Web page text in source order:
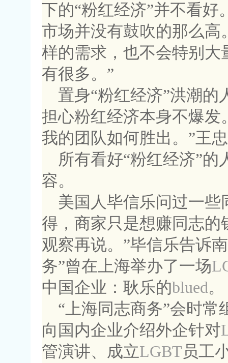
下的“粉红经济”并不看
市场并没有鼓吹的那么高
样的需求，也不会特别
有很多。”
置身“粉红经济”洪潮
担心粉红经济本身不爆
我的团队如何胜出。”王
所有看好“粉红经济”
容。
美国人毕信乐问过一些
得，商家只是想赚同志
观察再说。”毕信乐告诉
务”曾在上海举办了一场
中国企业：耿乐的blued。
“上海同志商务”会时常
向国内企业介绍外企针对
管演讲、成立LGBT员工